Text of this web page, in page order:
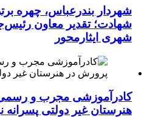
شهردار بندرعباس، چهره
شهادت؛ تقدیر معاون
شهری ایثارمحور
کادرآموزشی مجرب و
هنرستان غیر دولتی پسرانه